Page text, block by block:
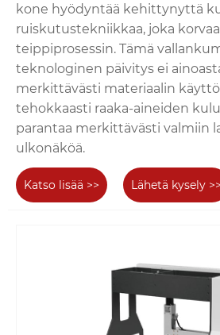
kone hyödyntää kehittynyttä
ruiskutustekniikkaa, joka
teippiprosessin. Tämä
teknologinen päivitys ei
merkittävästi materiaalin
tehokkaasti raaka-aineiden
parantaa merkittävästi valmiin
ulkonäköä.
Katso lisää >> Lähetä kysely >>